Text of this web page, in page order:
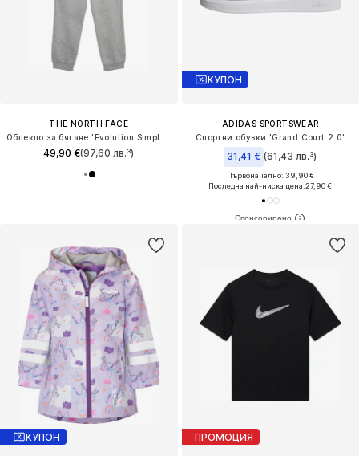
THE NORTH FACE
49,90 €(97,60 лв.³)
КУПОН
ADIDAS SPORTSWEAR
Спортни обувки 'Grand Court 2.0'
31,41 € (61,43 лв.³)
Първоначално: 39,90 €
Последна най-ниска цена:27,90 €
КУПОН ПРОМОЦИЯ